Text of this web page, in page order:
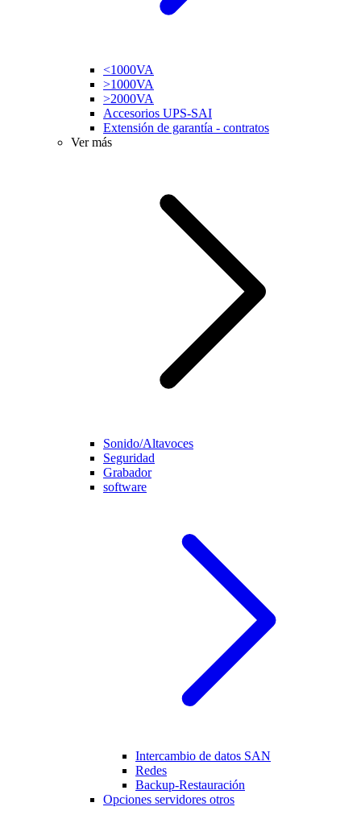
<1000VA
>1000VA
>2000VA
Accesorios UPS-SAI
Extensión de garantía - contratos
Ver más
Sonido/Altavoces
Seguridad
Grabador
software
Intercambio de datos SAN
Redes
Backup-Restauración
Opciones servidores otros